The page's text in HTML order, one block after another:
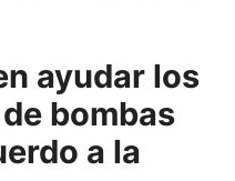
ayudar los
bombas
a la